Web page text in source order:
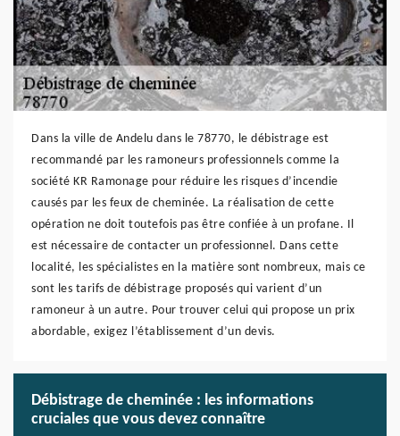
Dans la ville de Andelu dans le 78770, le débistrage est
recommandé par les ramoneurs professionnels comme la
société KR Ramonage pour réduire les risques d’incendie
causés par les feux de cheminée. La réalisation de cette
opération ne doit toutefois pas être confiée à un profane. Il
est nécessaire de contacter un professionnel. Dans cette
localité, les spécialistes en la matière sont nombreux, mais ce
sont les tarifs de débistrage proposés qui varient d’un
ramoneur à un autre. Pour trouver celui qui propose un prix
abordable, exigez l’établissement d’un devis.
Débistrage de cheminée : les informations
cruciales que vous devez connaître